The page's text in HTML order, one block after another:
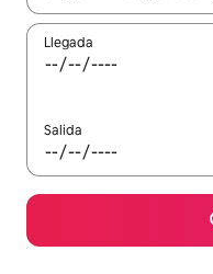
Llegada
Salida